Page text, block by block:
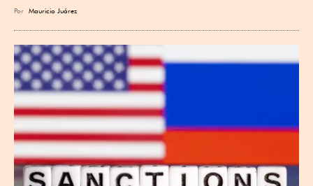
Por Mauricio Juárez